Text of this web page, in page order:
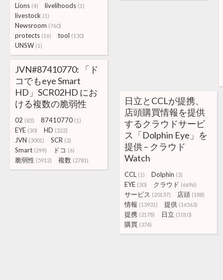
Lions (4) livelihoods (1)
livestock (1)
Newsroom (760)
protects (16) tool (130)
UNSW (1)
JVN#87410770: 「ド
コでもeye Smart
HD」SCR02HD にお
ける複数の脆弱性
02 (83) 87410770 (1)
EYE (30) HD (222)
JVN (3001) SCR (2)
Smart (299) ドコ (6)
脆弱性 (5912) 複数 (2781)
日立とCCLが提携、
店頭購買情報を提供
するクラウドサービ
ス「Dolphin Eye」を
提供 – クラウド
Watch
CCL (1) Dolphin (3)
EYE (30) クラウド (6696)
サービス (20137) 店頭 (188)
情報 (13931) 提供 (16563)
提携 (2178) 日立 (1010)
購買 (374)